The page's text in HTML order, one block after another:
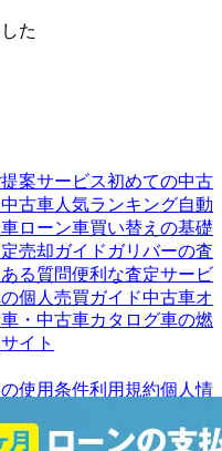
た
案サービス初めての中古
中古車人気ランキング自動
ローン車買い替えの基礎
売却ガイド ガリバーの査
る質問便利な査定サービ
個人売買ガイド中古車オ
・中古車カタログ車の燃
イト
使用条件利用規約個人情
トナー募集お客様の声会